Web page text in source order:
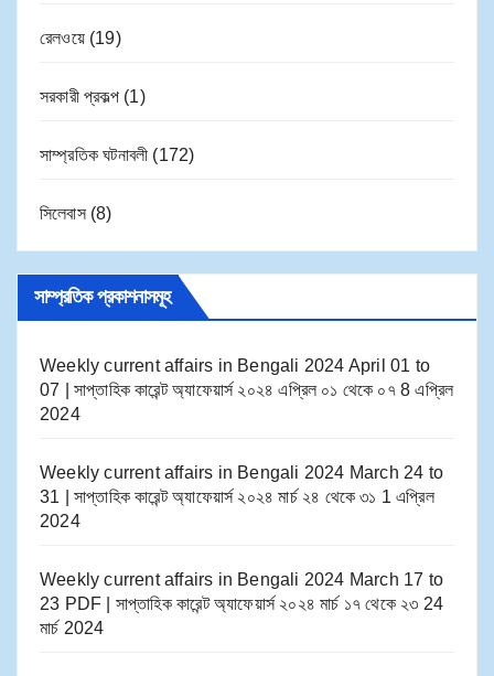
রেলওয়ে(19)
সরকারী প্রকল্প (1)
সাম্প্রতিক ঘটনাবলী (172)
সিলেবাস(8)
সাম্প্রতিক প্রকাশনাসমূহ
Weekly current affairs in Bengali 2024 April 01 to
07 | সাপ্তাহিক কারেন্ট অ্যাফেয়ার্স ২০২৪ এপ্রিল ০১ থেকে ০৭ 8 এপ্রিল
2024
Weekly current affairs in Bengali 2024 March 24 to
31 | সাপ্তাহিক কারেন্ট অ্যাফেয়ার্স ২০২৪ মার্চ ২৪ থেকে ৩১ 1 এপ্রিল
2024
Weekly current affairs in Bengali 2024 March 17 to
23 PDF | সাপ্তাহিক কারেন্ট অ্যাফেয়ার্স ২০২৪ মার্চ ১৭ থেকে ২৩ 24
মার্চ 2024